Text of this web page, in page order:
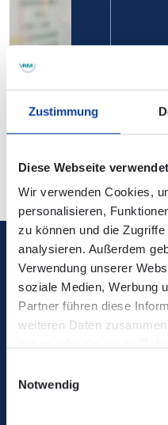
Zustimmung
Diese Webseite
Wir verwenden Cookies,
personalisieren,
zu können und die
analysieren. Außerdem
Verwendung unserer
soziale Medien, Werbung
Partner führen diese
weiteren Daten
Notwendig
Fahrplanauskünfte für
Verkehrsverbund
0800 5 986 986
Ihr Kontakt zu uns